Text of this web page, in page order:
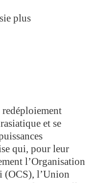
plus
et se
qui, pour leur
l’Organisation
(OCS), l’Union